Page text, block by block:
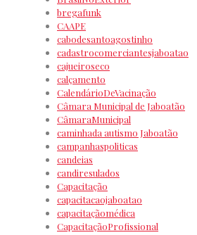
bregafunk
CAAPE
cabodesantoagostinho
cadastrocomerciantesjaboatao
cajueiroseco
calçamento
CalendárioDeVacinação
Câmara Municipal de Jaboatão
CâmaraMunicipal
caminhada autismo Jaboatão
campanhaspoliticas
candeias
candiresulados
Capacitação
capacitacaojaboatao
capacitaçãomédica
CapacitaçãoProfissional